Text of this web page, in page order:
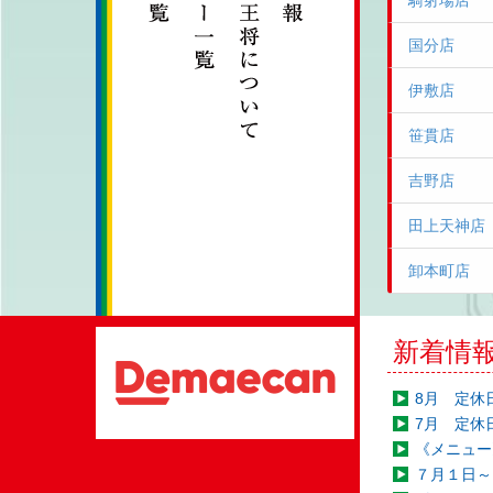
国分店
伊敷店
笹貫店
吉野店
田上天神店
卸本町店
新着情
8月 定休
7月 定休
《メニュ
７月１日